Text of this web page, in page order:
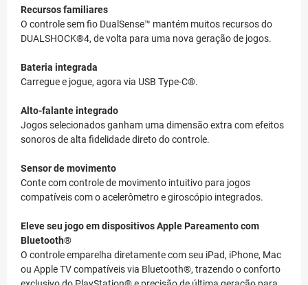
Recursos familiares
O controle sem fio DualSense™ mantém muitos recursos do
DUALSHOCK®4, de volta para uma nova geração de jogos.
Bateria integrada
Carregue e jogue, agora via USB Type-C®.
Alto-falante integrado
Jogos selecionados ganham uma dimensão extra com efeitos
sonoros de alta fidelidade direto do controle.
Sensor de movimento
Conte com controle de movimento intuitivo para jogos
compatíveis com o acelerômetro e giroscópio integrados.
Eleve seu jogo em dispositivos ApplePareamento com
Bluetooth®
O controle emparelha diretamente com seu iPad, iPhone, Mac
ou Apple TV compatíveis via Bluetooth®, trazendo o conforto